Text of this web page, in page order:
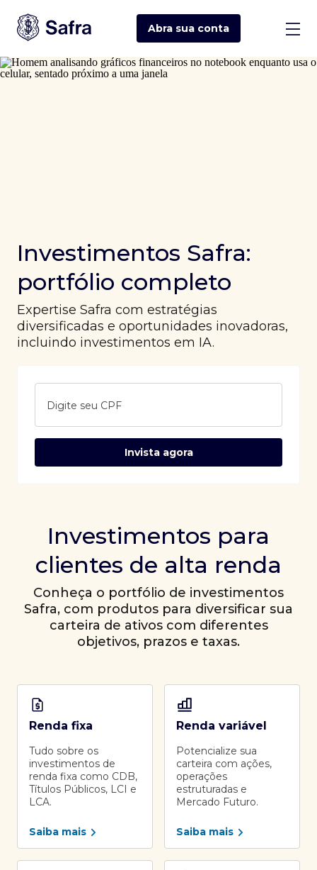
Abra sua conta
Investimentos Safra:
portfólio completo
Expertise Safra com estratégias
diversificadas e oportunidades inovadoras,
incluindo investimentos em IA.
Digite seu CPF
Invista agora
Investimentos para
clientes de alta renda
Conheça o portfólio de investimentos
Safra, com produtos para diversificar sua
carteira de ativos com diferentes
objetivos, prazos e taxas.
Renda fixa
Tudo sobre os
investimentos de
renda fixa como CDB,
Títulos Públicos, LCI e
LCA.
Saiba mais
Renda variável
Potencialize sua
carteira com ações,
operações
estruturadas e
Mercado Futuro.
Saiba mais